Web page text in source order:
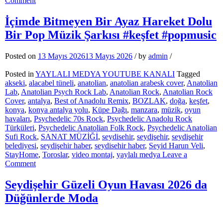
Duvarın
Feryadı
kader
özel
arabesk
bir
şarkı
#keşfet
#anatolianrock
#arabic
İçimde Bitmeyen Bir Ayaz Hareket Dolu
Bir Pop Müzik Şarkısı #keşfet #popmusic
Posted on 13 Mayıs 202613 Mayıs 2026 /by admin /
Posted in YAYLALI MEDYA YOUTUBE KANALI Tagged
akseki, alacabel tüneli, anatolian, anatolian arabesk cover, Anatolian
Lab, Anatolian Psych Rock Lab, Anatolian Rock, Anatolian Rock
Cover, antalya, Best of Anadolu Remix, BOZLAK, doğa, keşfet,
konya, konya antalya yolu, Küpe Dağı, manzara, müzik, oyun
havaları, Psychedelic 70s Rock, Psychedelic Anadolu Rock
Türküleri, Psychedelic Anatolian Folk Rock, Psychedelic Anatolian
Sufi Rock, SANAT MÜZİĞİ, seydisehir, seydişehir, seydişehir
belediyesi, seydişehir haber, seydisehir haber, Seyid Harun Veli,
StayHome, Toroslar, video montaj, yaylalı medya Leave a
Commenton
Bitmeyen
Bir
Ayaz
Seydişehir Güzeli Oyun Havası 2026 da
Düğünlerde Moda